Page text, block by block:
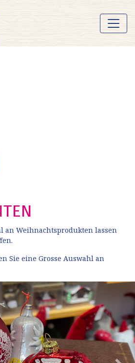
an Weihnachtsprodukten lassen
Sie eine Grosse Auswahl an